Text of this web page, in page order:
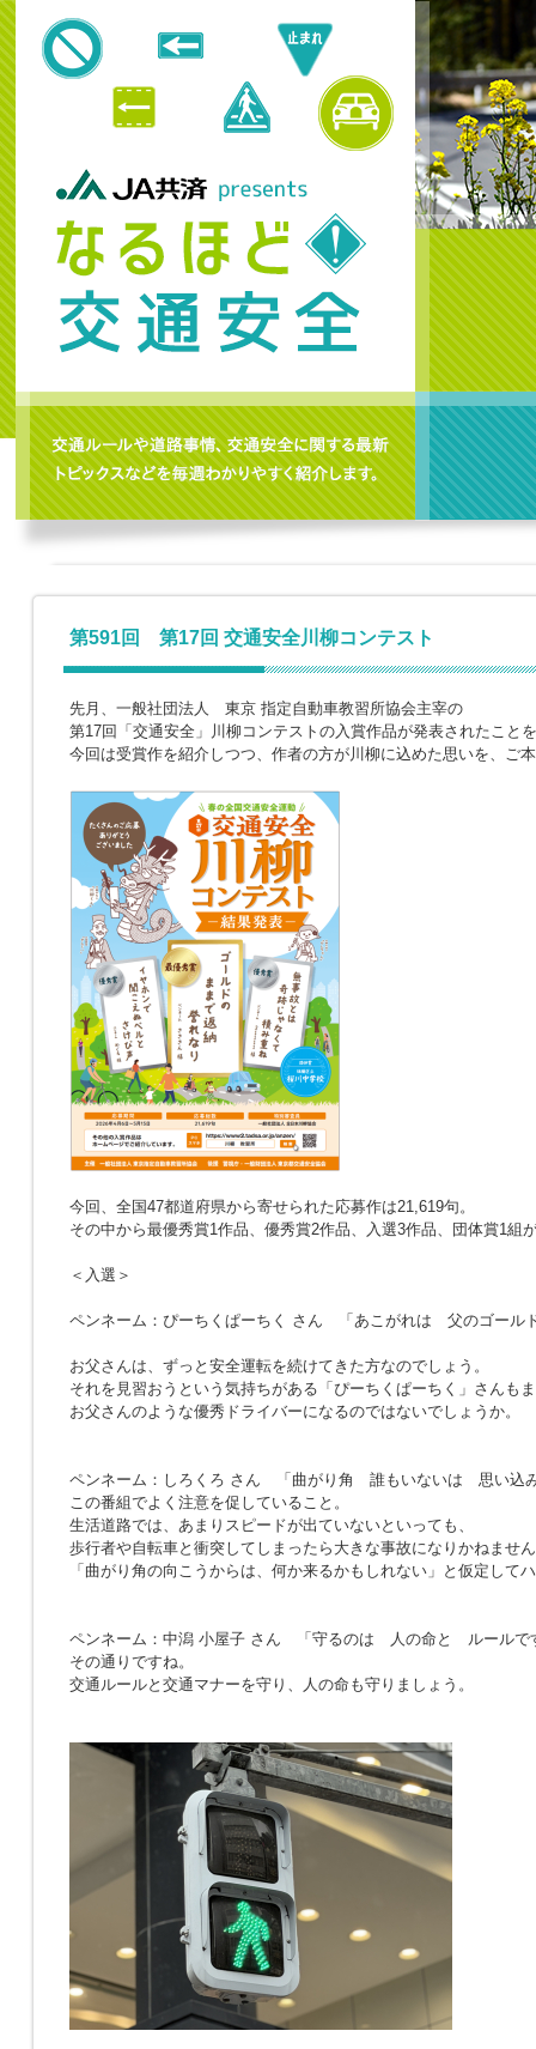
第591回 第17回 交通安全川柳コンテスト
先月、一般社団法人 東京 指定自動車教習所協会主宰の
第17回「交通安全」川柳コンテストの入賞作品が発表されたこと
今回は受賞作を紹介しつつ、作者の方が川柳に込めた思いを、ご
今回、全国47都道府県から寄せられた応募作は21,619句。
その中から最優秀賞1作品、優秀賞2作品、入選3作品、団体賞1組
＜入選＞
ペンネーム：ぴーちくぱーちく さん 「あこがれは 父のゴール
お父さんは、ずっと安全運転を続けてきた方なのでしょう。
それを見習おうという気持ちがある「ぴーちくぱーちく」さんも
お父さんのような優秀ドライバーになるのではないでしょうか。
ペンネーム：しろくろ さん
「曲がり角 誰もいないは 思い込
この番組でよく注意を促していること。
生活道路では、あまりスピードが出ていないといっても、
歩行者や自転車と衝突してしまったら大きな事故になりかねませ
「曲がり角の向こうからは、何か来るかもしれない」と仮定して
ペンネーム：中潟 小屋子 さん 「 守るのは 人の命と ルールで
その通りですね。
交通ルールと交通マナーを守り、人の命も守りましょう。